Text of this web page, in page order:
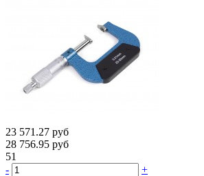
23 571.27 руб
28 756.95 руб
51
-
+